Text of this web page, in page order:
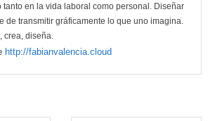
tanto en la vida laboral como personal. Diseñar
de transmitir gráficamente lo que uno imagina.
crea, diseña.
http://fabianvalencia.cloud